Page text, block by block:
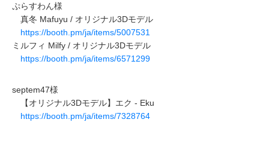
ぷらすわん様
真冬 Mafuyu / オリジナル3Dモデル
https://booth.pm/ja/items/5007531
ミルフィ Milfy / オリジナル3Dモデル
https://booth.pm/ja/items/6571299
septem47様
【オリジナル3Dモデル】エク - Eku
https://booth.pm/ja/items/7328764